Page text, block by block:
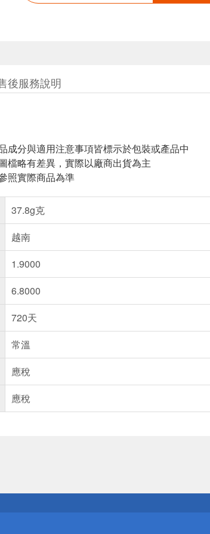
後服務說明
成分與適用注意事項皆標示於包裝或產品中
檔略有差異，實際以廠商出貨為主
照實際商品為準
37.8g克
越南
1.9000
6.8000
720天
常溫
應稅
應稅